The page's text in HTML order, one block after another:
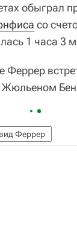
обыграл
со
1 часа 3
Феррер
Феррер